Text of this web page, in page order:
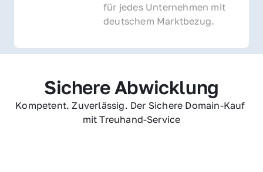
für jedes Unternehmen mit
deutschem Marktbezug.
Sichere Abwicklung
Kompetent. Zuverlässig. Der Sichere Domain-Kauf
mit Treuhand-Service